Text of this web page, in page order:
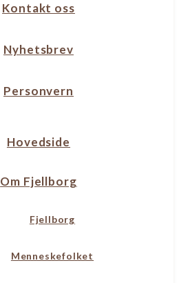
Kontakt oss
Nyhetsbrev
Personvern
Hovedside
Om Fjellborg
Fjellborg
Menneskefolket